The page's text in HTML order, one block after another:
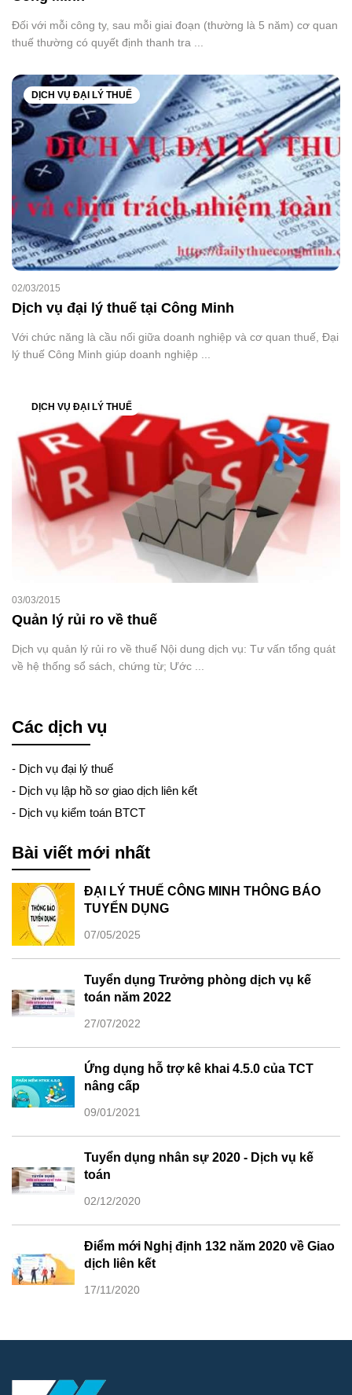
Đối với mỗi công ty, sau mỗi giai đoạn (thường là 5 năm) cơ quan
thuế thường có quyết định thanh tra ...
DỊCH VỤ ĐẠI LÝ THUẾ
02/03/2015
Dịch vụ đại lý thuế tại Công Minh
Với chức năng là cầu nối giữa doanh nghiệp và cơ quan thuế, Đại
lý thuế Công Minh giúp doanh nghiệp ...
DỊCH VỤ ĐẠI LÝ THUẾ
03/03/2015
Quản lý rủi ro về thuế
Dịch vụ quản lý rủi ro về thuế Nội dung dịch vụ: Tư vấn tổng quát
về hệ thống sổ sách, chứng từ; Ước ...
Các dịch vụ
- Dịch vụ đại lý thuế
- Dịch vụ lập hồ sơ giao dịch liên kết
- Dịch vụ kiểm toán BTCT
Bài viết mới nhất
ĐẠI LÝ THUẾ CÔNG MINH THÔNG BÁO
TUYỂN DỤNG
07/05/2025
Tuyển dụng Trưởng phòng dịch vụ kế
toán năm 2022
27/07/2022
Ứng dụng hỗ trợ kê khai 4.5.0 của TCT
nâng cấp
09/01/2021
Tuyển dụng nhân sự 2020 - Dịch vụ kế
toán
02/12/2020
Điểm mới Nghị định 132 năm 2020 về Giao
dịch liên kết
17/11/2020